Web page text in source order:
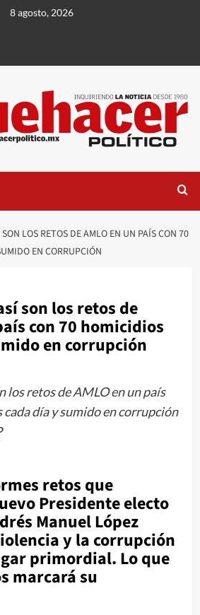
8 agosto, 2026
LOS RETOS DE AMLO EN UN PAÍS CON 70
EN CORRUPCIÓN
son los retos de
con 70 homicidios
en corrupción
los retos de AMLO en un país
día y sumido en corrupción
retos que
Presidente electo
Manuel López
y la corrupción
primordial. Lo que
marcará su